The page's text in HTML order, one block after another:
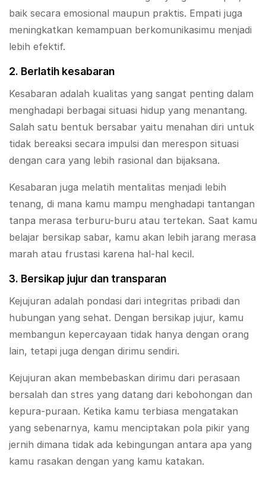
baik secara emosional maupun praktis. Empati juga
meningkatkan kemampuan berkomunikasimu menjadi
lebih efektif.
2. Berlatih kesabaran
Kesabaran adalah kualitas yang sangat penting dalam
menghadapi berbagai situasi hidup yang menantang.
Salah satu bentuk bersabar yaitu menahan diri untuk
tidak bereaksi secara impulsi dan merespon situasi
dengan cara yang lebih rasional dan bijaksana.
Kesabaran juga melatih mentalitas menjadi lebih
tenang, di mana kamu mampu menghadapi tantangan
tanpa merasa terburu-buru atau tertekan. Saat kamu
belajar bersikap sabar, kamu akan lebih jarang merasa
marah atau frustasi karena hal-hal kecil.
3. Bersikap jujur dan transparan
Kejujuran adalah pondasi dari integritas pribadi dan
hubungan yang sehat. Dengan bersikap jujur, kamu
membangun kepercayaan tidak hanya dengan orang
lain, tetapi juga dengan dirimu sendiri.
Kejujuran akan membebaskan dirimu dari perasaan
bersalah dan stres yang datang dari kebohongan dan
kepura-puraan. Ketika kamu terbiasa mengatakan
yang sebenarnya, kamu menciptakan pola pikir yang
jernih dimana tidak ada kebingungan antara apa yang
kamu rasakan dengan yang kamu katakan.